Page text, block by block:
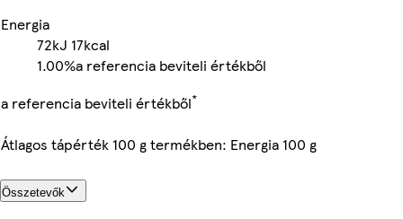
Energia
72kJ 17kcal
1.00%a referencia beviteli értékből
a referencia beviteli értékből*
Átlagos tápérték 100 g termékben: Energia 100 g
Összetevők